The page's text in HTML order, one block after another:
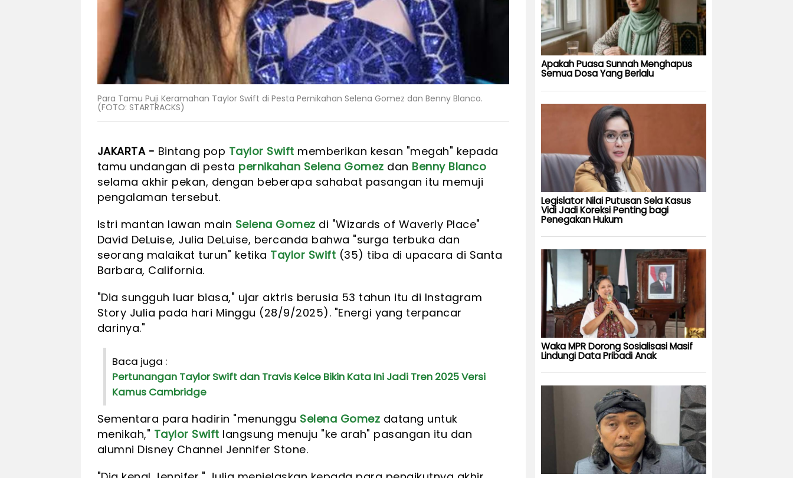
Para Tamu Puji Keramahan Taylor Swift di Pesta Pernikahan Selena Gomez dan Benny Blanco.
(FOTO: STARTRACKS)
JAKARTA - Bintang pop Taylor Swift memberikan kesan "megah" kepada
tamu undangan di pesta pernikahan Selena Gomez dan Benny Blanco
selama akhir pekan, dengan beberapa sahabat pasangan itu memuji
pengalaman tersebut.
Istri mantan lawan main Selena Gomez di "Wizards of Waverly Place"
David DeLuise, Julia DeLuise, bercanda bahwa "surga terbuka dan
seorang malaikat turun" ketika Taylor Swift (35) tiba di upacara di Santa
Barbara, California.
"Dia sungguh luar biasa," ujar aktris berusia 53 tahun itu di Instagram
Story Julia pada hari Minggu (28/9/2025). "Energi yang terpancar
darinya."
Baca juga :
Pertunangan Taylor Swift dan Travis Kelce Bikin Kata Ini Jadi Tren 2025 Versi
Kamus Cambridge
Sementara para hadirin "menunggu Selena Gomez datang untuk
menikah," Taylor Swift langsung menuju "ke arah" pasangan itu dan
alumni Disney Channel Jennifer Stone.
Apakah Puasa Sunnah Menghapus
Semua Dosa Yang Berlalu
Legislator Nilai Putusan Sela Kasus
Vidi Jadi Koreksi Penting bagi
Penegakan Hukum
Waka MPR Dorong Sosialisasi Masif
Lindungi Data Pribadi Anak